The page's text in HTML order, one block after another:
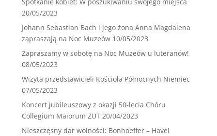
20/05/2023
Johann Sebastian Bach i jego żona Anna Magdalena
zapraszają na Noc Muzeów 10/05/2023
Zapraszamy w sobotę na Noc Muzeów u luteranów!
08/05/2023
Wizyta przedstawicieli Kościoła Północnych Niemiec
07/05/2023
Koncert jubileuszowy z okazji 50-lecia Chóru
Collegium Maiorum ZUT 20/04/2023
Nieszczęsny dar wolności: Bonhoeffer – Havel